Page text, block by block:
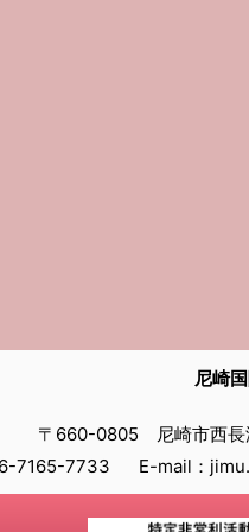
尼崎
〒660-0805 尼崎市西長
7165-7733 E-mail：